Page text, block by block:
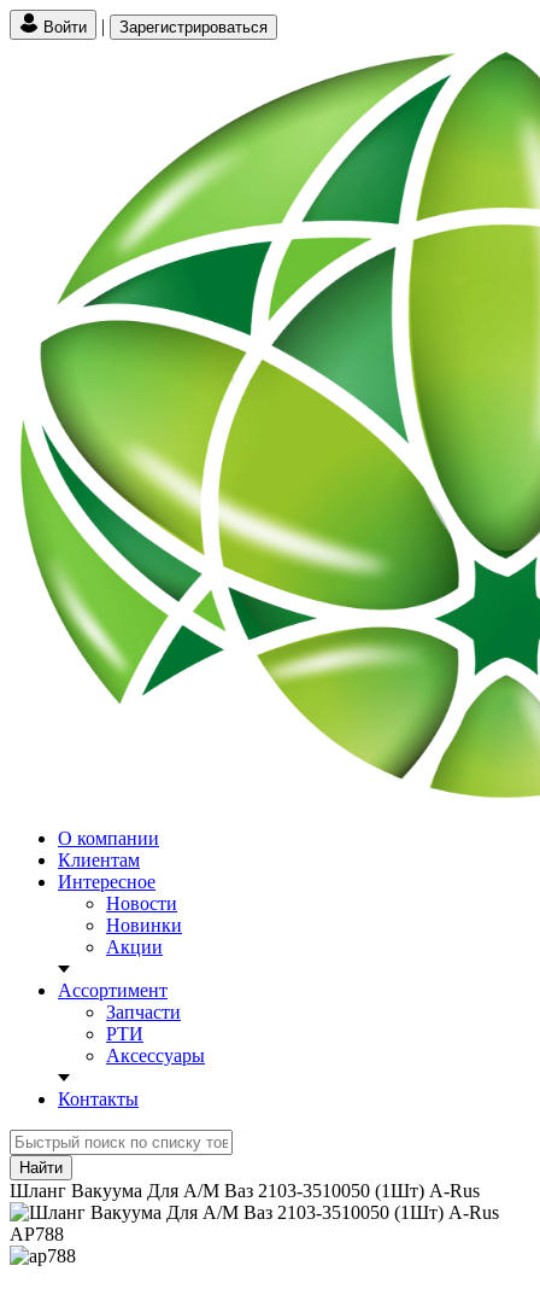
Войти | Зарегистрироваться
О компании
Клиентам
Интересное
Новости
Новинки
Акции
Ассортимент
Запчасти
РТИ
Аксессуары
Контакты
Найти
Шланг Вакуума Для А/М Ваз 2103-3510050 (1Шт) A-Rus
АР788